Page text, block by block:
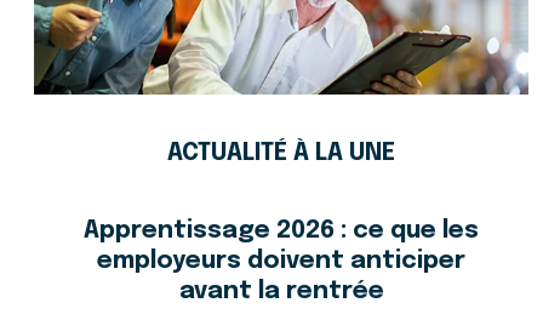
ACTUALITÉ À LA UNE
Apprentissage 2026 : ce que les
employeurs doivent anticiper
avant la rentrée